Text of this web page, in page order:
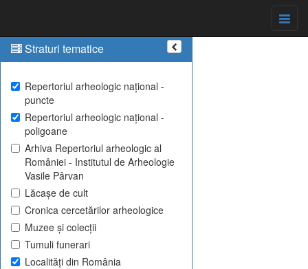
Straturi tematice
Repertoriul arheologic național -
puncte
Repertoriul arheologic național -
poligoane
Arhiva Repertoriul arheologic al
României - Institutul de Arheologie
Vasile Pârvan
Lăcașe de cult
Cronica cercetărilor arheologice
Muzee și colecții
Tumuli funerari
Localități din România